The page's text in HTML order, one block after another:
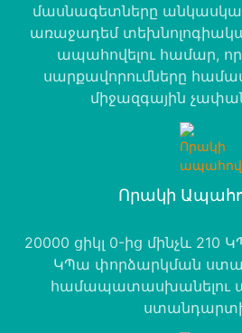
մասնագետները
առաջադեմ
ապահովելու համար,
սարքավորումները
միջազգային
Որակի
20000 ցիկլ 0-ից մինչև 210
ԿՊա փորձարկման
համապատասխանելու